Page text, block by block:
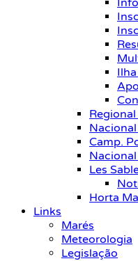
Camp.
Les
Horta
Links
Marés
Meteorologia
Legislação